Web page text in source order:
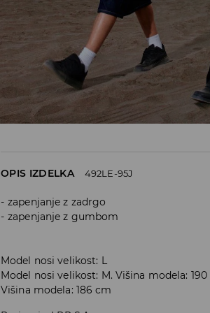
OPIS IZDELKA 492LE-95J
zapenjanje z zadrgo
zapenjanje z gumbom
Model nosi velikost: L
Model nosi velikost: M. Višina modela:
Višina modela: 186 cm